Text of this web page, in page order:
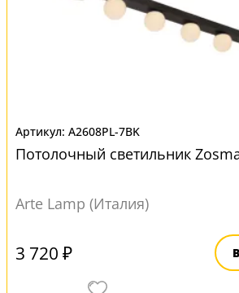
A2608PL-7BK
Потолочный светильник
Arte Lamp (Италия)
3 720 ₽